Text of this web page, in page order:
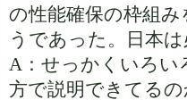
の性能確保の枠組
うであった。日本
A：せっかくいろい
方で説明できてる